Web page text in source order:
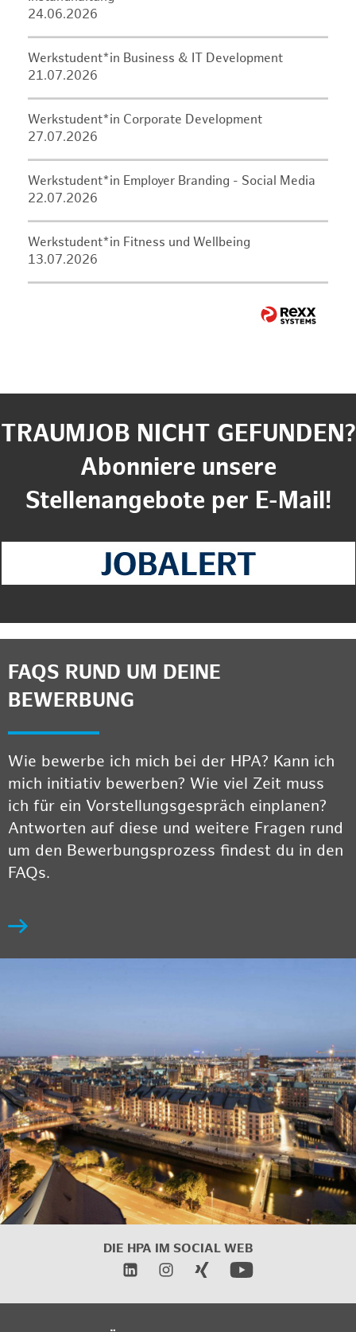
24.06.2026
Werkstudent*in Business & IT Development
21.07.2026
Werkstudent*in Corporate Development
27.07.2026
Werkstudent*in Employer Branding - Social Media
22.07.2026
Werkstudent*in Fitness und Wellbeing
13.07.2026
TRAUMJOB NICHT GEFUNDEN?
Abonniere unsere
Stellenangebote per E-Mail!
FAQS RUND UM DEINE
BEWERBUNG
Wie bewerbe ich mich bei der HPA? Kann ich
mich initiativ bewerben? Wie viel Zeit muss
ich für ein Vorstellungsgespräch einplanen?
Antworten auf diese und weitere Fragen rund
um den Bewerbungsprozess findest du in den
FAQs.
DIE HPA IM SOCIAL WEB